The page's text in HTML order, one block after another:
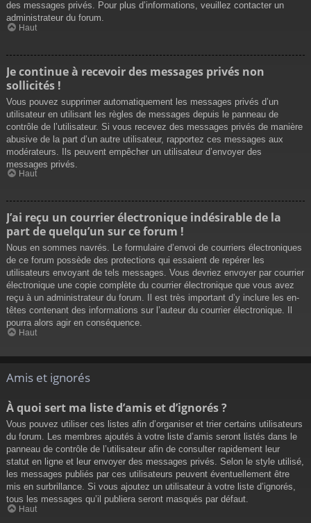
des messages privés. Pour plus d’informations, veuillez contacter un
administrateur du forum.
Haut
Je continue à recevoir des messages privés non
sollicités !
Vous pouvez supprimer automatiquement les messages privés d’un
utilisateur en utilisant les règles de messages depuis le panneau de
contrôle de l’utilisateur. Si vous recevez des messages privés de manière
abusive de la part d’un autre utilisateur, rapportez ces messages aux
modérateurs. Ils peuvent empêcher un utilisateur d’envoyer des
messages privés.
Haut
J’ai reçu un courrier électronique indésirable de la
part de quelqu’un sur ce forum !
Nous en sommes navrés. Le formulaire d’envoi de courriers électroniques
de ce forum possède des protections qui essaient de repérer les
utilisateurs envoyant de tels messages. Vous devriez envoyer par courrier
électronique une copie complète du courrier électronique que vous avez
reçu à un administrateur du forum. Il est très important d’y inclure les en-
têtes contenant des informations sur l’auteur du courrier électronique. Il
pourra alors agir en conséquence.
Haut
Amis et ignorés
À quoi sert ma liste d’amis et d’ignorés ?
Vous pouvez utiliser ces listes afin d’organiser et trier certains utilisateurs
du forum. Les membres ajoutés à votre liste d’amis seront listés dans le
panneau de contrôle de l’utilisateur afin de consulter rapidement leur
statut en ligne et leur envoyer des messages privés. Selon le style utilisé,
les messages publiés par ces utilisateurs peuvent éventuellement être
mis en surbrillance. Si vous ajoutez un utilisateur à votre liste d’ignorés,
tous les messages qu’il publiera seront masqués par défaut.
Haut